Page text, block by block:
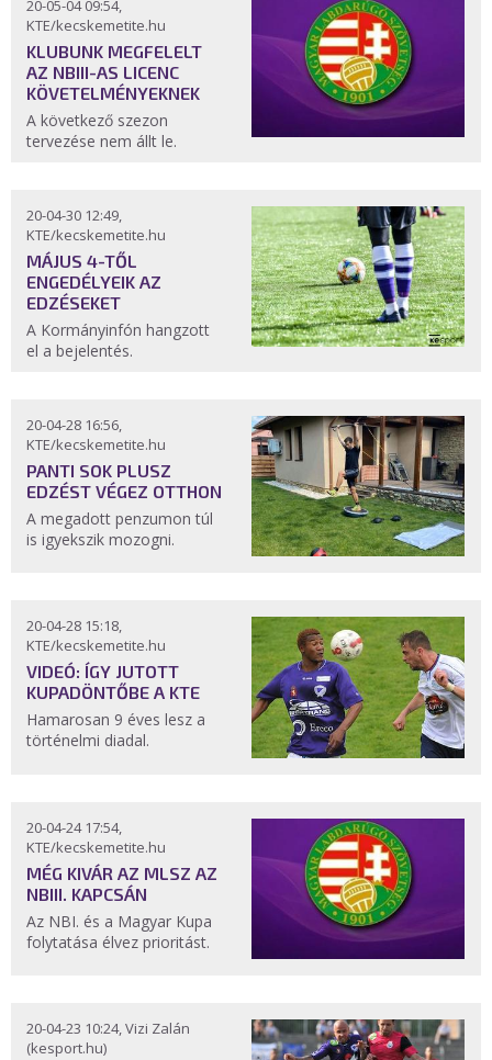
20-05-04 09:54,
KTE/kecskemetite.hu
KLUBUNK MEGFELELT
AZ NBIII-AS LICENC
KÖVETELMÉNYEKNEK
A következő szezon
tervezése nem állt le.
20-04-30 12:49,
KTE/kecskemetite.hu
MÁJUS 4-TŐL
ENGEDÉLYEIK AZ
EDZÉSEKET
A Kormányinfón hangzott
el a bejelentés.
20-04-28 16:56,
KTE/kecskemetite.hu
PANTI SOK PLUSZ
EDZÉST VÉGEZ OTTHON
A megadott penzumon túl
is igyekszik mozogni.
20-04-28 15:18,
KTE/kecskemetite.hu
VIDEÓ: ÍGY JUTOTT
KUPADÖNTŐBE A KTE
Hamarosan 9 éves lesz a
történelmi diadal.
20-04-24 17:54,
KTE/kecskemetite.hu
MÉG KIVÁR AZ MLSZ AZ
NBIII. KAPCSÁN
Az NBI. és a Magyar Kupa
folytatása élvez prioritást.
20-04-23 10:24, Vizi Zalán
(kesport.hu)